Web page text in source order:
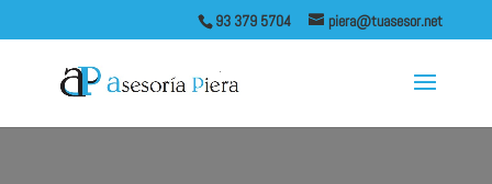
93 379 5704 piera@tuasesor.net